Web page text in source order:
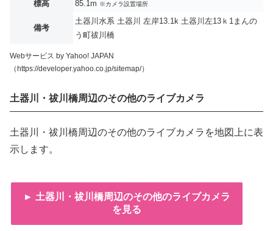
標高
85.1m ※カメラ設置場所
備考
土器川水系 土器川 左岸13.1k 土器川左13ｋ1まんの
う町祓川橋
Webサービス by Yahoo! JAPAN
（https://developer.yahoo.co.jp/sitemap/）
土器川・祓川橋周辺のその他のライブカメラ
土器川・祓川橋周辺のその他のライブカメラを地図上に表
示します。
► 土器川・祓川橋周辺のその他のライブカメラ
を見る